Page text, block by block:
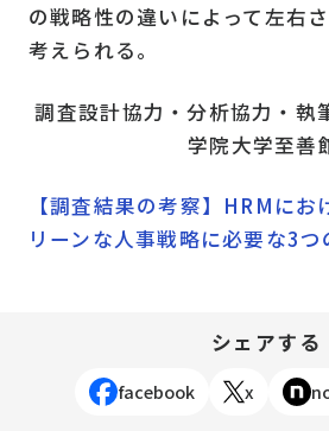
の戦略性の違いによって左右
考えられる。
調査設計協力・分析協力・執
学院大学至善
【調査結果の考察】HRMにお
リーンな人事戦略に必要な3つ
シェアする
facebook x